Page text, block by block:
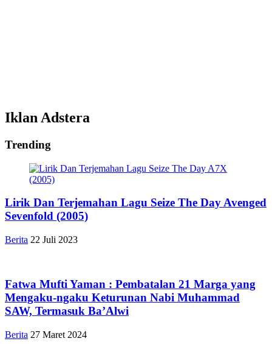
Iklan Adstera
Trending
Lirik Dan Terjemahan Lagu Seize The Day Avenged
Sevenfold (2005)
Berita 22 Juli 2023
Fatwa Mufti Yaman : Pembatalan 21 Marga yang
Mengaku-ngaku Keturunan Nabi Muhammad
SAW, Termasuk Ba’Alwi
Berita 27 Maret 2024